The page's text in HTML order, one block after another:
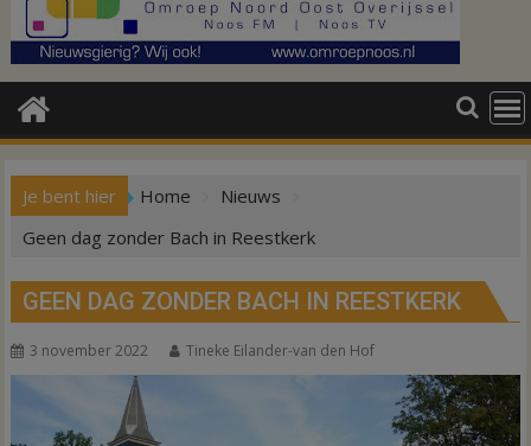
Je bent hier Home
Nieuws
Geen dag zonder Bach in Reestkerk
GEEN DAG ZONDER BACH IN REESTKERK
3 november 2022 Tineke Eilander-van den Hof